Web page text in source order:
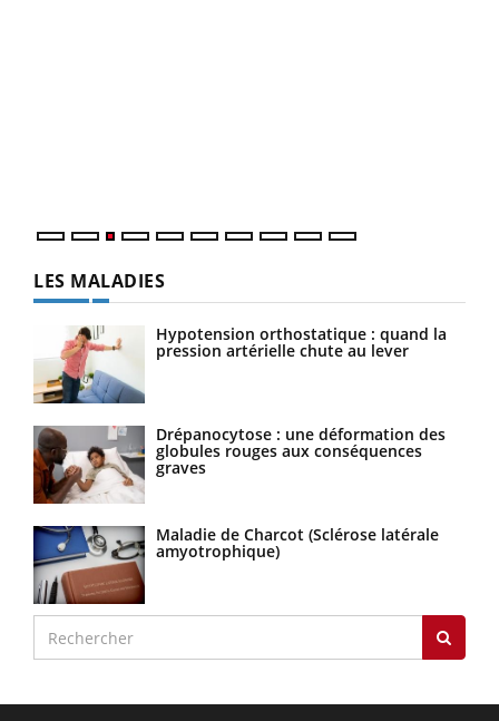
LES MALADIES
Hypotension orthostatique : quand la
pression artérielle chute au lever
Drépanocytose : une déformation des
globules rouges aux conséquences
graves
Maladie de Charcot (Sclérose latérale
amyotrophique)